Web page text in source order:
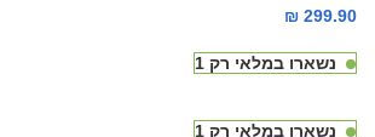
₪ 299.90
נשארו במלאי רק 1
נשארו במלאי רק 1